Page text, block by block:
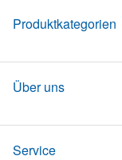
Produktkategorien
Über uns
Service